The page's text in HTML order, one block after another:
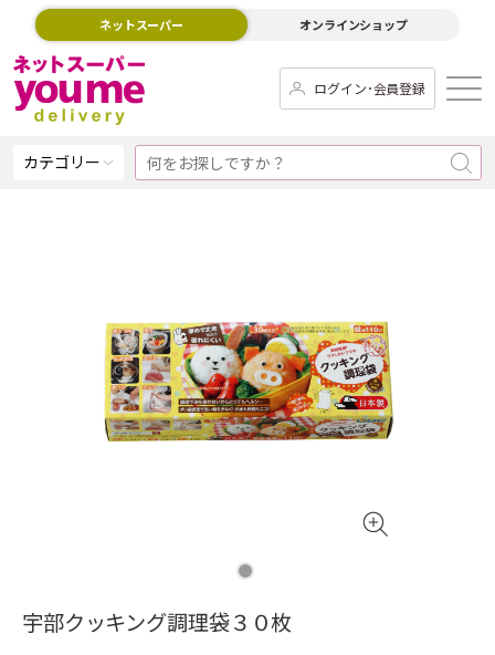
ネットスーパー オンラインショップ
ログイン･会員登録
カテゴリー
宇部クッキング調理袋３０枚